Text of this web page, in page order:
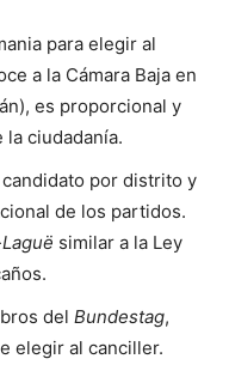
para elegir al
a la Cámara Baja en
es proporcional y
ciudadanía.
por distrito y
de los partidos.
similar a la Ley
del Bundestag,
elegir al canciller.